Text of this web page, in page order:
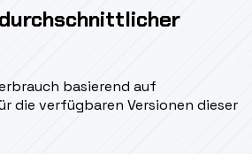
basierend auf
die verfügbaren Versionen dieser